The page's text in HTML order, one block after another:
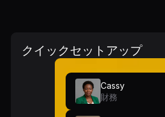
クイックセットアップ
Cassy
財務